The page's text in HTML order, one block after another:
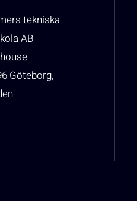
tekniska
AB
Göteborg,